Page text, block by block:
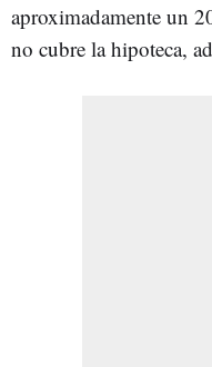
aproximadamente un
no cubre la hipoteca,